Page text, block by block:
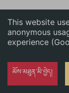
This website
anonymous
experience
མོས་མཐུན་མི་བྱེད།